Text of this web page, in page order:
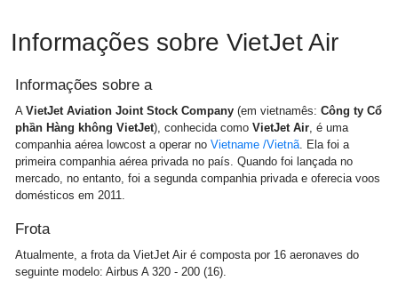
Informações sobre VietJet Air
Informações sobre a
A VietJet Aviation Joint Stock Company (em vietnamês: Công ty Cổ
phần Hàng không VietJet), conhecida como VietJet Air, é uma
companhia aérea lowcost a operar no Vietname /Vietnã. Ela foi a
primeira companhia aérea privada no país. Quando foi lançada no
mercado, no entanto, foi a segunda companhia privada e oferecia voos
domésticos em 2011.
Frota
Atualmente, a frota da VietJet Air é composta por 16 aeronaves do
seguinte modelo: Airbus A 320 - 200 (16).